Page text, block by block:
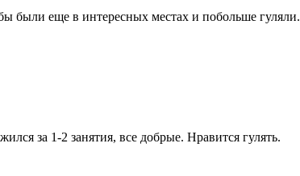
были еще в интересных местах и побольше гуляли.
за 1-2 занятия, все добрые. Нравится гулять.